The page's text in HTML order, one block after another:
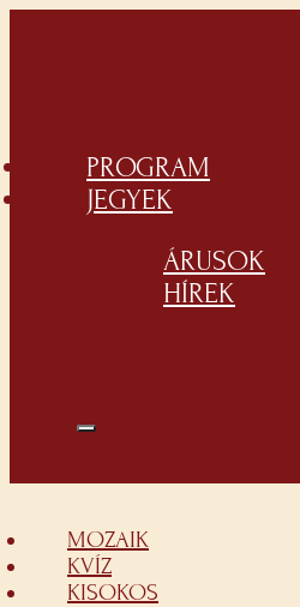
PROGRAM
JEGYEK
ÁRUSOK
HÍREK
MOZAIK
KVÍZ
KISOKOS